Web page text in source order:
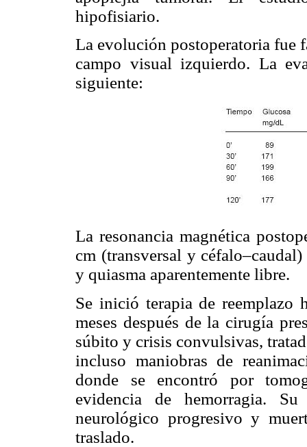
hipofisiario.
La evolución postoperatoria fue
campo visual izquierdo. La
siguiente:
La resonancia magnética
cm (transversal y
y quiasma aparentemente libre.
Se inició terapia de reemplazo
meses después de la cirugía
súbito y crisis convulsivas,
incluso maniobras de
donde se encontró por
evidencia de hemorragia.
neurológico progresivo y
traslado.